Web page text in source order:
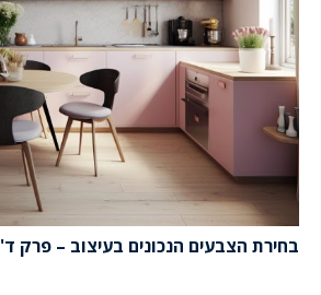
בחירת הצבעים הנכונים בעיצוב – פרק ד'